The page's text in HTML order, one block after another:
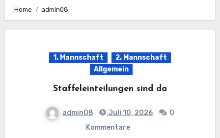
Home admin08
1. Mannschaft
2. Mannschaft
Allgemein
Staffeleinteilungen sind da
admin08 Juli 10, 2026
0
Kommentare